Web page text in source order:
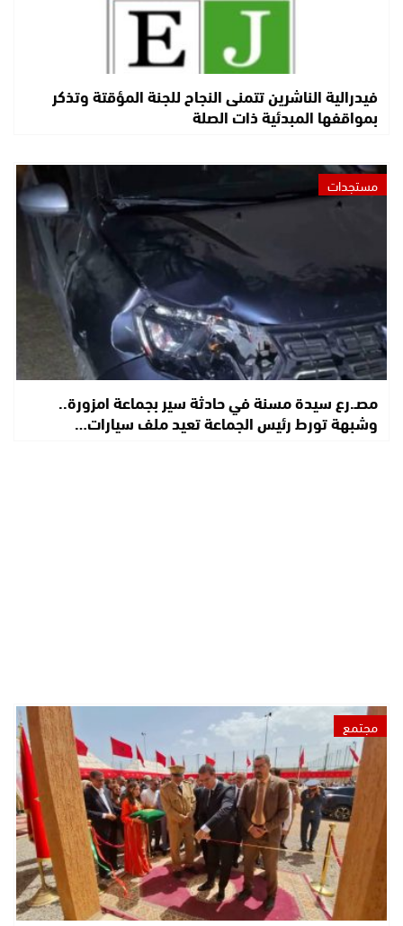
فيدرالية الناشرين تتمنى النجاح للجنة المؤقتة وتذكر
بمواقفها المبدئية ذات الصلة
مستجدات
مصـ.رع سيدة مسنة في حادثة سير بجماعة امزورة..
وشبهة تورط رئيس الجماعة تعيد ملف سيارات…
مجتمع